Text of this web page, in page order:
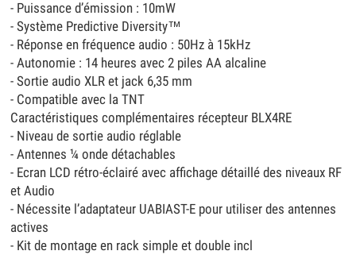
- Puissance d’émission : 10mW
- Système Predictive Diversity™
- Réponse en fréquence audio : 50Hz à 15kHz
- Autonomie : 14 heures avec 2 piles AA alcaline
- Sortie audio XLR et jack 6,35 mm
- Compatible avec la TNT
Caractéristiques complémentaires récepteur BLX4RE
- Niveau de sortie audio réglable
- Antennes ¼ onde détachables
- Ecran LCD rétro-éclairé avec affichage détaillé des niveaux RF
et Audio
- Nécessite l’adaptateur UABIAST-E pour utiliser des antennes
actives
- Kit de montage en rack simple et double incl